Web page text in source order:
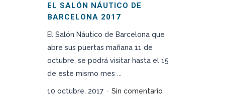
EL SALÓN NÁUTICO DE
BARCELONA 2017
El Salón Náutico de Barcelona que
abre sus puertas mañana 11 de
octubre, se podrá visitar hasta el 15
de este mismo mes ...
10 octubre, 2017 Sin comentario